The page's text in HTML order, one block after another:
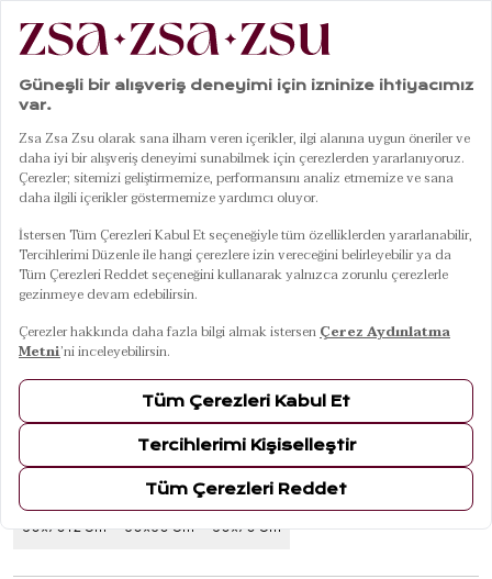
Anasayfa|Yatak Odası|Yastık Kılıfı|Solıd Sarı 2'li Pamuk Saten Yastık Kılıfı
Solıd Sarı 2'li Pamuk Saten Yastık Kılıfı
11 Ağustos Salı Kargoda
Renkler SARI
50x70+2 Cm 60x60 Cm 50x70 Cm